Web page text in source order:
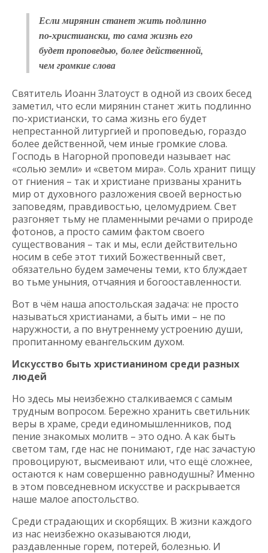
Если мирянин станет жить подлинно
по-христиански, то сама жизнь его
будет проповедью, более действенной,
чем громкие слова
Святитель Иоанн Златоуст в одной из своих бесед
заметил, что если мирянин станет жить подлинно
по-христиански, то сама жизнь его будет
непрестанной литургией и проповедью, гораздо
более действенной, чем иные громкие слова.
Господь в Нагорной проповеди называет нас
«солью земли» и «светом мира». Соль хранит пищу
от гниения – так и христиане призваны хранить
мир от духовного разложения своей верностью
заповедям, правдивостью, целомудрием. Свет
разгоняет тьму не пламенными речами о природе
фотонов, а просто самим фактом своего
существования – так и мы, если действительно
носим в себе этот тихий Божественный свет,
обязательно будем замечены теми, кто блуждает
во тьме уныния, отчаяния и богооставленности.
Вот в чём наша апостольская задача: не просто
называться христианами, а быть ими – не по
наружности, а по внутреннему устроению души,
пропитанному евангельским духом.
Искусство быть христианином среди разных
людей
Но здесь мы неизбежно сталкиваемся с самым
трудным вопросом. Бережно хранить светильник
веры в храме, среди единомышленников, под
пение знакомых молитв – это одно. А как быть
светом там, где нас не понимают, где нас зачастую
провоцируют, высмеивают или, что ещё сложнее,
остаются к нам совершенно равнодушны? Именно
в этом повседневном искусстве и раскрывается
наше малое апостольство.
Среди страдающих и скорбящих. В жизни каждого
из нас неизбежно оказываются люди,
раздавленные горем, потерей, болезнью. И